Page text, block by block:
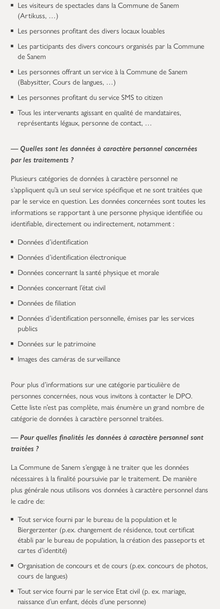
Les visiteurs de spectacles dans la Commune de Sanem
(Artikuss, …)
Les personnes profitant des divers locaux louables
Les participants des divers concours organisés par la Commune
de Sanem
Les personnes offrant un service à la Commune de Sanem
(Babysitter, Cours de langues, …)
Les personnes profitant du service SMS to citizen
Tous les intervenants agissant en qualité de mandataires,
représentants légaux, personne de contact, …
— Quelles sont les données à caractère personnel concernées
par les traitements ?
Plusieurs catégories de données à caractère personnel ne
s’appliquent qu’à un seul service spécifique et ne sont traitées que
par le service en question. Les données concernées sont toutes les
informations se rapportant à une personne physique identifiée ou
identifiable, directement ou indirectement, notamment :
Données d’identification
Données d’identification électronique
Données concernant la santé physique et morale
Données concernant l’état civil
Données de filiation
Données d’identification personnelle, émises par les services
publics
Données sur le patrimoine
Images des caméras de surveillance
Pour plus d’informations sur une catégorie particulière de
personnes concernées, nous vous invitons à contacter le DPO.
Cette liste n’est pas complète, mais énumère un grand nombre de
catégorie de données à caractère personnel traitées.
— Pour quelles finalités les données à caractère personnel sont
traitées ?
La Commune de Sanem s’engage à ne traiter que les données
nécessaires à la finalité poursuivie par le traitement. De manière
plus générale nous utilisons vos données à caractère personnel dans
le cadre de:
Tout service fourni par le bureau de la population et le
Biergerzenter (p.ex. changement de résidence, tout certificat
établi par le bureau de population, la création des passeports et
cartes d’identité)
Organisation de concours et de cours (p.ex. concours de photos,
cours de langues)
Tout service fourni par le service Etat civil (p. ex. mariage,
naissance d’un enfant, décès d’une personne)